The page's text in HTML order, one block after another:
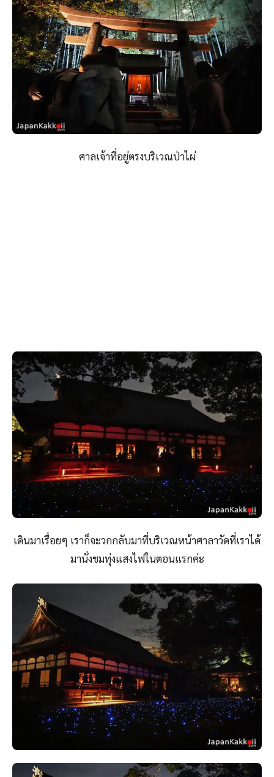
ศาลเจ้าที่อยู่ตรงบริเวณป่าไผ่
เดินมาเรื่อยๆ เราก็จะวกกลับมาที่บริเวณหน้าศาลาวัดที่เราได้
มานั่งชมทุ่งแสงไฟในตอนแรกค่ะ